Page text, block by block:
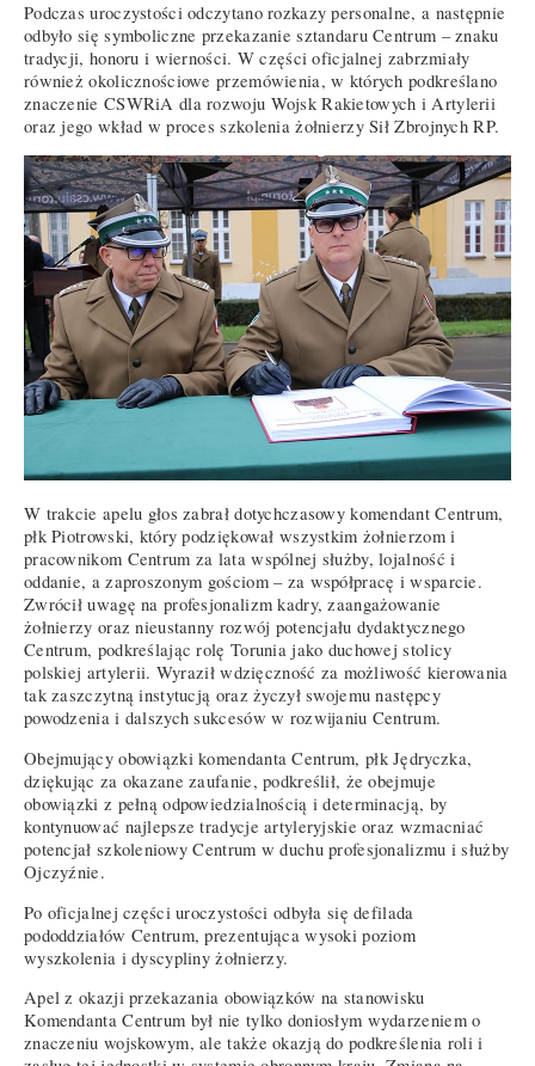
Podczas uroczystości odczytano rozkazy personalne, a następnie
odbyło się symboliczne przekazanie sztandaru Centrum – znaku
tradycji, honoru i wierności. W części oficjalnej zabrzmiały
również okolicznościowe przemówienia, w których podkreślano
znaczenie CSWRiA dla rozwoju Wojsk Rakietowych i Artylerii
oraz jego wkład w proces szkolenia żołnierzy Sił Zbrojnych RP.
W trakcie apelu głos zabrał dotychczasowy komendant Centrum,
płk Piotrowski, który podziękował wszystkim żołnierzom i
pracownikom Centrum za lata wspólnej służby, lojalność i
oddanie, a zaproszonym gościom – za współpracę i wsparcie.
Zwrócił uwagę na profesjonalizm kadry, zaangażowanie
żołnierzy oraz nieustanny rozwój potencjału dydaktycznego
Centrum, podkreślając rolę Torunia jako duchowej stolicy
polskiej artylerii. Wyraził wdzięczność za możliwość kierowania
tak zaszczytną instytucją oraz życzył swojemu następcy
powodzenia i dalszych sukcesów w rozwijaniu Centrum.
Obejmujący obowiązki komendanta Centrum, płk Jędryczka,
dziękując za okazane zaufanie, podkreślił, że obejmuje
obowiązki z pełną odpowiedzialnością i determinacją, by
kontynuować najlepsze tradycje artyleryjskie oraz wzmacniać
potencjał szkoleniowy Centrum w duchu profesjonalizmu i służby
Ojczyźnie.
Po oficjalnej części uroczystości odbyła się defilada
pododdziałów Centrum, prezentująca wysoki poziom
wyszkolenia i dyscypliny żołnierzy.
Apel z okazji przekazania obowiązków na stanowisku
Komendanta Centrum był nie tylko doniosłym wydarzeniem o
znaczeniu wojskowym, ale także okazją do podkreślenia roli i